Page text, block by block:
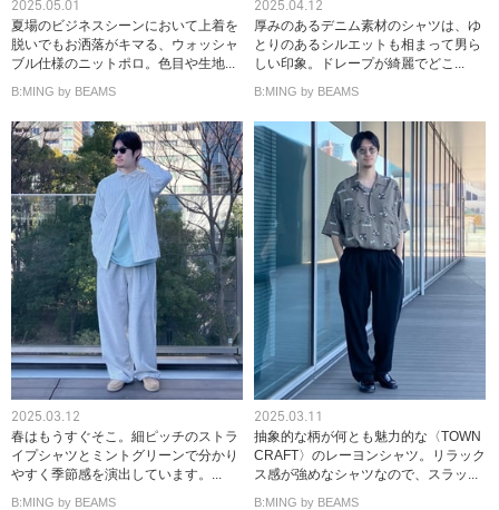
2025.05.01
夏場のビジネスシーンにおいて上着を
脱いでもお洒落がキマる、ウォッシャ
ブル仕様のニットポロ。色目や生地...
B:MING by BEAMS
2025.04.12
厚みのあるデニム素材のシャツは、ゆ
とりのあるシルエットも相まって男ら
しい印象。ドレープが綺麗でどこ...
B:MING by BEAMS
2025.03.12
春はもうすぐそこ。細ピッチのストラ
イプシャツとミントグリーンで分かり
やすく季節感を演出しています。...
B:MING by BEAMS
2025.03.11
抽象的な柄が何とも魅力的な〈TOWN
CRAFT〉のレーヨンシャツ。リラック
ス感が強めなシャツなので、スラッ...
B:MING by BEAMS